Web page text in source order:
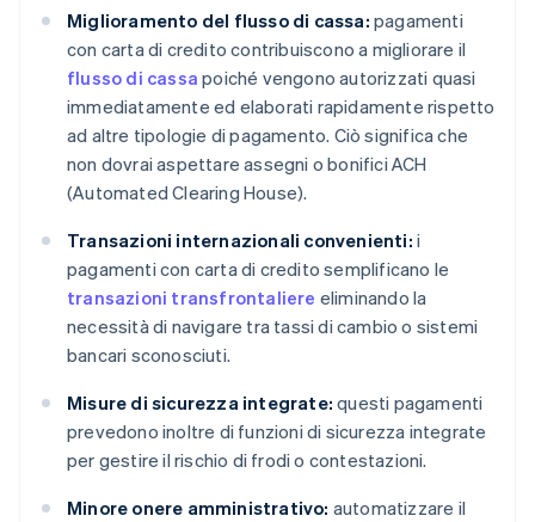
Miglioramento del flusso di cassa: pagamenti
con carta di credito contribuiscono a migliorare il
flusso di cassa poiché vengono autorizzati quasi
immediatamente ed elaborati rapidamente rispetto
ad altre tipologie di pagamento. Ciò significa che
non dovrai aspettare assegni o bonifici ACH
(Automated Clearing House).
Transazioni internazionali convenienti: i
pagamenti con carta di credito semplificano le
transazioni transfrontaliere eliminando la
necessità di navigare tra tassi di cambio o sistemi
bancari sconosciuti.
Misure di sicurezza integrate: questi pagamenti
prevedono inoltre di funzioni di sicurezza integrate
per gestire il rischio di frodi o contestazioni.
Minore onere amministrativo: automatizzare il